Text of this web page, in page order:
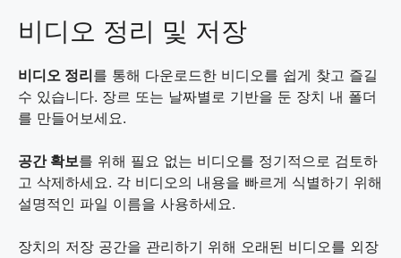
비디오 정리 및 저장
비디오 정리를 통해 다운로드한 비디오를 쉽게 찾고 즐길
수 있습니다. 장르 또는 날짜별로 기반을 둔 장치 내 폴더
를 만들어보세요.
공간 확보를 위해 필요 없는 비디오를 정기적으로 검토하
고 삭제하세요. 각 비디오의 내용을 빠르게 식별하기 위해
설명적인 파일 이름을 사용하세요.
장치의 저장 공간을 관리하기 위해 오래된 비디오를 외장